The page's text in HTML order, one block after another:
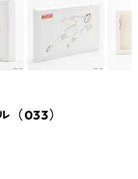
（033）